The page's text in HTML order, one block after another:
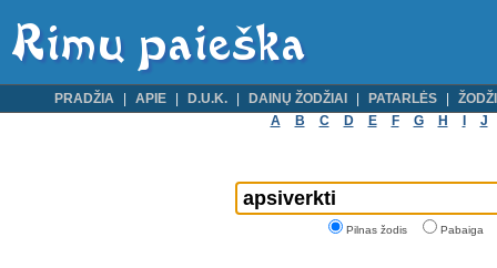
PRADŽIA APIE D.U.K. DAINŲ ŽODŽIAI PATARLĖS
A
B C D E F G H J
Pilnas žodis Pabaiga